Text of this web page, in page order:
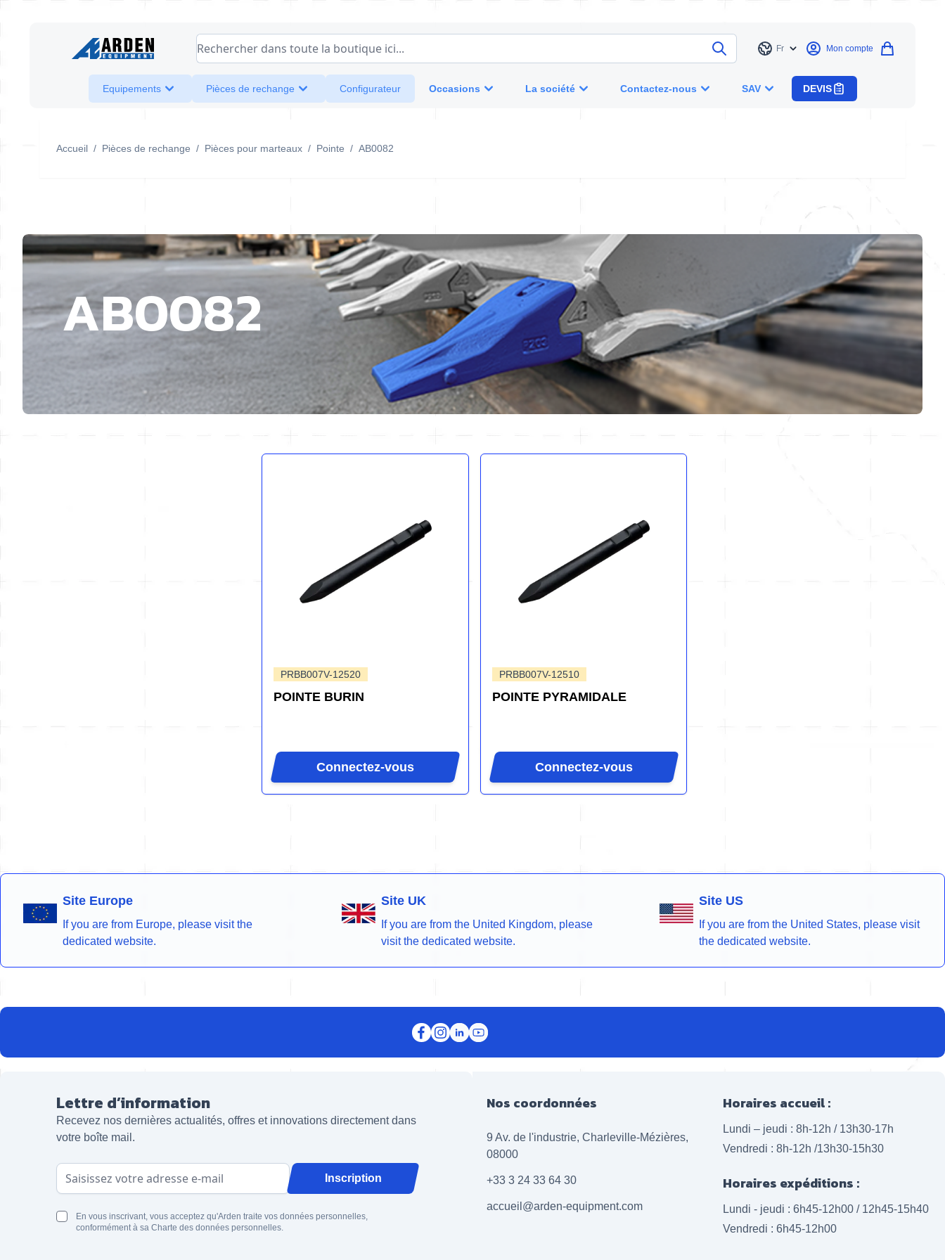
Rechercher dans toute la boutique ici...
Langue
Fr Mon compte
Equipements Pièces de rechange Configurateur Occasions La société Contactez-nous SAV DEVIS
Accueil / Pièces de rechange / Pièces pour marteaux / Pointe / AB0082
AB0082
PRBB007V-12520
POINTE BURIN
Connectez-vous
PRBB007V-12510
POINTE PYRAMIDALE
Connectez-vous
Site Europe
If you are from Europe, please visit the
dedicated website.
Site UK
If you are from the United Kingdom, please
visit the dedicated website.
Site US
If you are from the United States, please visit
the dedicated website.
Lettre d’information
Recevez nos dernières actualités, offres et innovations directement dans
votre boîte mail.
Adresse email Inscription
En vous inscrivant, vous acceptez qu'Arden traite vos données personnelles,
conformément à sa Charte des données personnelles.
Nos coordonnées
9 Av. de l'industrie, Charleville-Mézières,
08000
+33 3 24 33 64 30
accueil@arden-equipment.com
Horaires accueil :
Lundi – jeudi : 8h-12h / 13h30-17h
Vendredi : 8h-12h /13h30-15h30
Horaires expéditions :
Lundi - jeudi : 6h45-12h00 / 12h45-15h40
Vendredi : 6h45-12h00